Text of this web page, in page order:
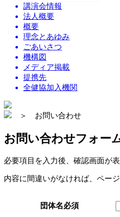
講演会情報
法人概要
概要
理念とあゆみ
ごあいさつ
機構図
メディア掲載
提携先
全健協加入機関
＞ お問い合わせ
お問い合わせフォー
必要項目を入力後、確認画面が表
内容に間違いがなければ、ペー
団体名必須